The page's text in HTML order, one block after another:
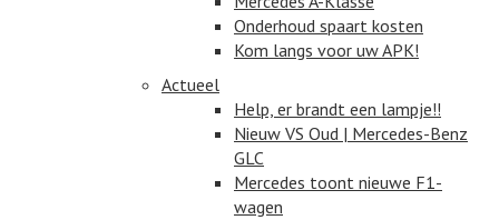
Onderhoud spaart kosten
Kom langs voor uw APK!
Actueel
Help, er brandt een lampje!!
Nieuw VS Oud | Mercedes-Benz
GLC
Mercedes toont nieuwe F1-
wagen